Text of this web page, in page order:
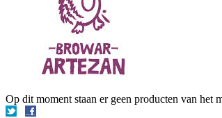
Op dit moment staan er geen producten van het